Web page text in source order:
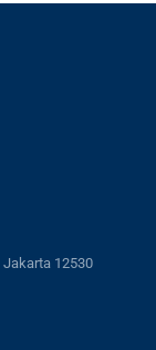
Jakarta 12530